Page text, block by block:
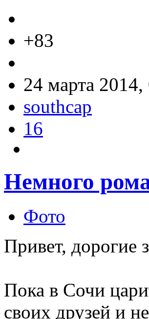
+83
24 марта 2014,
southcap
16
Немного
Фото
Привет, дорогие
Пока в Сочи
своих друзей и